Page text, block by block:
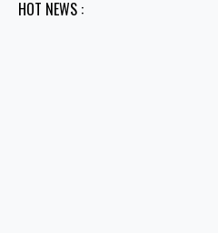
HOT NEWS :